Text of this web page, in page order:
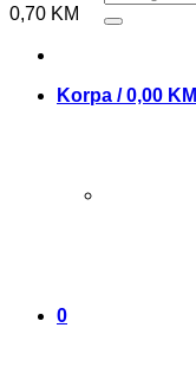
Korpa /0,00 KM
0
0,70 KM